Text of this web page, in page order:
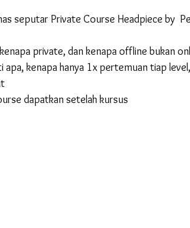
seputar Private Course Headpiece by
private, dan kenapa offline bukan
kenapa hanya 1x pertemuan tiap
dapatkan setelah kursus